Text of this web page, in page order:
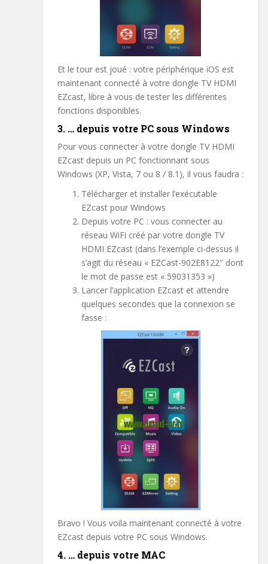
Et le tour est joué : votre périphérique iOS est
maintenant connecté à votre dongle TV HDMI
EZcast, libre à vous de tester les différentes
fonctions disponibles.
3. … depuis votre PC sous Windows
Pour vous connecter à votre dongle TV HDMI
EZcast depuis un PC fonctionnant sous
Windows (XP, Vista, 7 ou 8 / 8.1), il vous faudra :
Télécharger et installer l’exécutable
EZcast pour Windows
Depuis votre PC : vous connecter au
réseau WiFi créé par votre dongle TV
HDMI EZcast (dans l’exemple ci-dessus il
s’agit du réseau « EZCast-902E8122″ dont
le mot de passe est « 59031353 »)
Lancer l’application EZcast et attendre
quelques secondes que la connexion se
fasse :
Bravo ! Vous voila maintenant connecté à votre
EZcast depuis votre PC sous Windows.
4. … depuis votre MAC